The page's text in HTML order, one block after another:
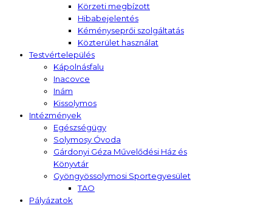
Körzeti megbízott
Hibabejelentés
Kéményseprői szolgáltatás
Közterület használat
Testvértelepülés
Kápolnásfalu
Inacovce
Inám
Kissolymos
Intézmények
Egészségügy
Solymosy Óvoda
Gárdonyi Géza Művelődési Ház és
Könyvtár
Gyöngyössolymosi Sportegyesület
TAO
Pályázatok